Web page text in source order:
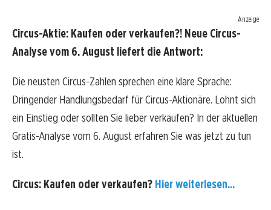
Anzeige
Circus-Aktie: Kaufen oder verkaufen?! Neue Circus-
Analyse vom 6. August liefert die Antwort:
Die neusten Circus-Zahlen sprechen eine klare Sprache:
Dringender Handlungsbedarf für Circus-Aktionäre. Lohnt sich
ein Einstieg oder sollten Sie lieber verkaufen? In der aktuellen
Gratis-Analyse vom 6. August erfahren Sie was jetzt zu tun
ist.
Circus: Kaufen oder verkaufen? Hier weiterlesen...